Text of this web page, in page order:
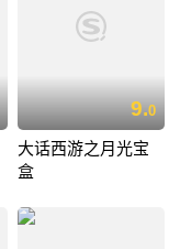
9.0
大话西游之月光宝
盒